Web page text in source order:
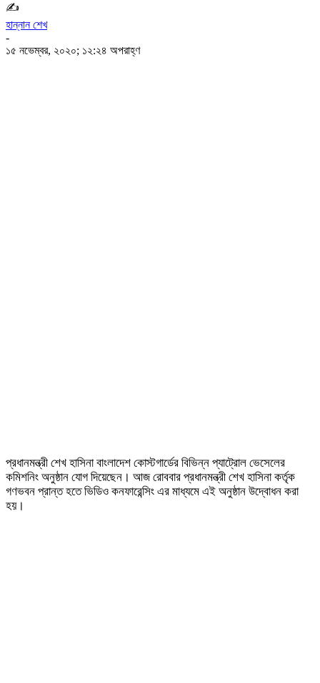
✍
হান্নান শেখ
-
১৫ নভেম্বর, ২০২০; ১২:২৪ অপরাহ্ণ
প্রধানমন্ত্রী শেখ হাসিনা বাংলাদেশ কোস্টগার্ডের বিভিন্ন প্যাট্রোল ভেসেলের
কমিশনিং অনুষ্ঠান যোগ দিয়েছেন। আজ রোববার প্রধানমন্ত্রী শেখ হাসিনা কর্তৃক
গণভবন প্রান্ত হতে ভিডিও কনফারেন্সিং এর মাধ্যমে এই অনুষ্ঠান উদ্বোধন করা
হয়।